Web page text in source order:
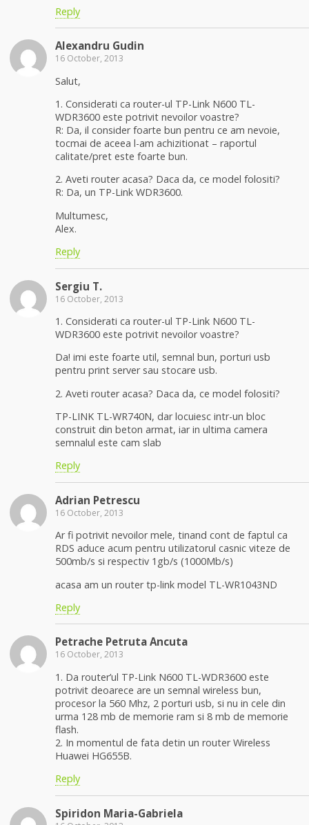
Reply
Alexandru Gudin
16 October, 2013
Salut,
1. Considerati ca router-ul TP-Link N600 TL-
WDR3600 este potrivit nevoilor voastre?
R: Da, il consider foarte bun pentru ce am nevoie,
tocmai de aceea l-am achizitionat – raportul
calitate/pret este foarte bun.
2. Aveti router acasa? Daca da, ce model folositi?
R: Da, un TP-Link WDR3600.
Multumesc,
Alex.
Reply
Sergiu T.
16 October, 2013
1. Considerati ca router-ul TP-Link N600 TL-
WDR3600 este potrivit nevoilor voastre?
Da! imi este foarte util, semnal bun, porturi usb
pentru print server sau stocare usb.
2. Aveti router acasa? Daca da, ce model folositi?
TP-LINK TL-WR740N, dar locuiesc intr-un bloc
construit din beton armat, iar in ultima camera
semnalul este cam slab
Reply
Adrian Petrescu
16 October, 2013
Ar fi potrivit nevoilor mele, tinand cont de faptul ca
RDS aduce acum pentru utilizatorul casnic viteze de
500mb/s si respectiv 1gb/s (1000Mb/s)
acasa am un router tp-link model TL-WR1043ND
Reply
Petrache Petruta Ancuta
16 October, 2013
1. Da router’ul TP-Link N600 TL-WDR3600 este
potrivit deoarece are un semnal wireless bun,
procesor la 560 Mhz, 2 porturi usb, si nu in cele din
urma 128 mb de memorie ram si 8 mb de memorie
flash.
2. In momentul de fata detin un router Wireless
Huawei HG655B.
Reply
Spiridon Maria-Gabriela